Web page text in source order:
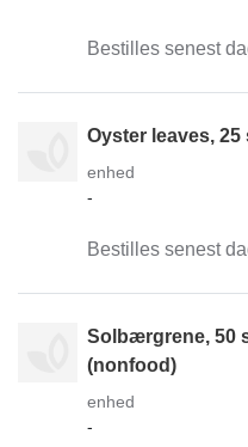
Bestilles senest
Oyster leaves,
enhed
-
Bestilles senest
Solbærgrene, 50
(nonfood)
enhed
-